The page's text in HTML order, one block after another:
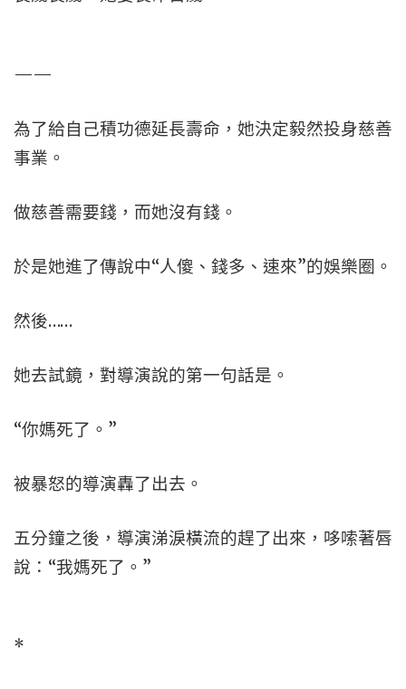
——
為了給自己積功德延長壽命，她決定毅然投身慈善
事業。
做慈善需要錢，而她沒有錢。
於是她進了傳說中“人傻、錢多、速來”的娛樂圈。
然後……
她去試鏡，對導演說的第一句話是。
“你媽死了。”
被暴怒的導演轟了出去。
五分鐘之後，導演涕淚橫流的趕了出來，哆嗦著唇
說：“我媽死了。”
*